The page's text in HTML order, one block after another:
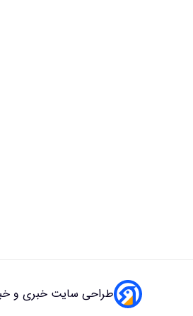
طراحی سایت خبری و